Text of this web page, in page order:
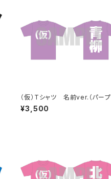
（仮）Tシャツ 名前ver.（パープ
ル）
¥3,500